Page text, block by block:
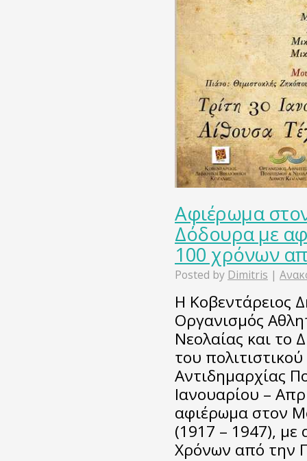
Αφιέρωμα
Δόδουρα με
100 χρόνων
Posted by Dimitris |
Η Κοβεντάρειος
Οργανισμός
Νεολαίας και το
του
Αντιδημαρχίας
Ιανουαρίου –
αφιέρωμα στον
(1917 – 1947),
Χρόνων από την